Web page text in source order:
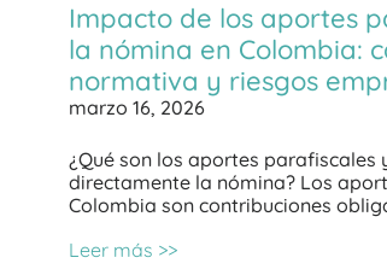
Impacto de los aportes
la nómina en Colombia:
normativa y riesgos
marzo 16, 2026
¿Qué son los aportes parafiscales
directamente la nómina? Los
Colombia son contribuciones
Leer más >>